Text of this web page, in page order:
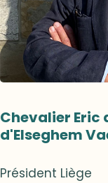
Chevalier Eric
d'Elseghem
Président Liège